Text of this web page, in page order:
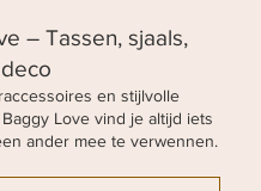
– Tassen, sjaals,
en stijlvolle
Love vind je altijd iets
ander mee te verwennen.